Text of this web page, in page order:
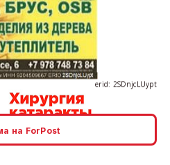
на ForPost